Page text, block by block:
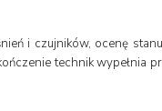
i czujników, ocenę
technik wypełnia